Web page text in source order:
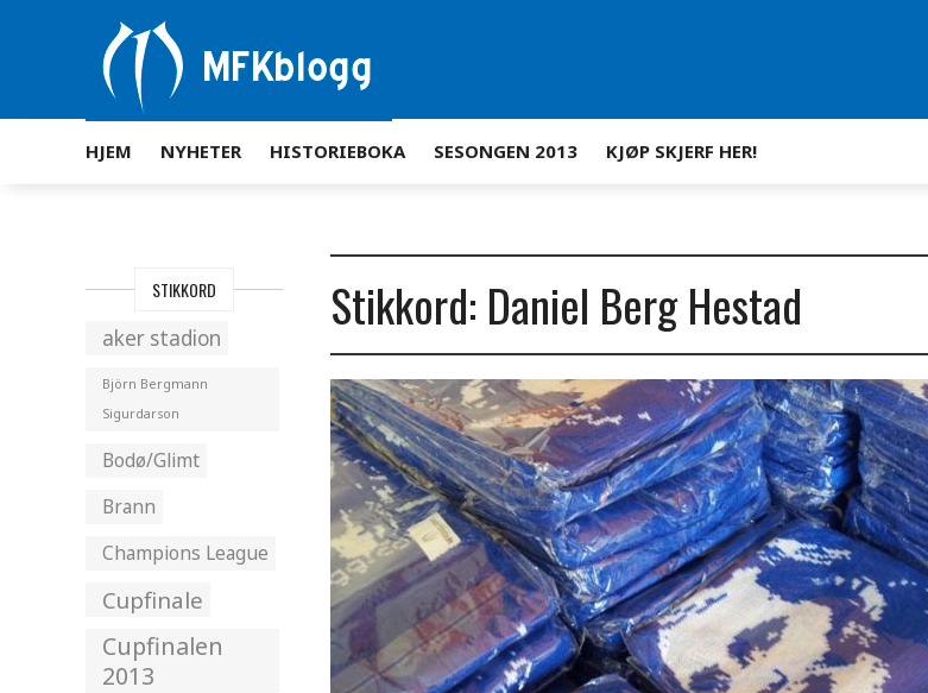
HJEM NYHETER HISTORIEBOKA SESONGEN 2013 KJØP SKJERF HER!
Stikkord: Daniel Berg Hestad
STIKKORD
aker stadion
Björn Bergmann
Sigurdarson
Bodø/Glimt
Brann
Champions League
Cupfinale
Cupfinalen
2013